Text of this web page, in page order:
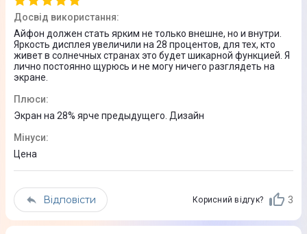
6,7"
Роздільна здатність екрана, PX
2778 x 1284
Частота оновлення екрану
Щільність пікселів, PPI
458
Так
Кількість кольорів
Досвід використання:
Айфон должен стать ярким не только внешне, но и внутри.
Яркость дисплея увеличили на 28 процентов, для тех, кто
живет в солнечных странах это будет шикарной функцией. Я
лично постоянно щурюсь и не могу ничего разглядеть на
экране.
Плюси:
Экран на 28% ярче предыдущего. Дизайн
Мінуси:
Цена
Відповісти Корисний відгук? 3